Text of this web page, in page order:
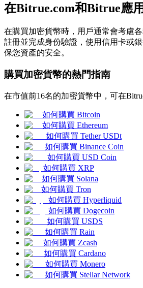
幣本位永續
以數字貨幣為保證金的永續合約
TradFi
美股、外匯、貴金屬及大宗商品
USDC永續
在Bitrue.com和Bitrue應
在購買加密貨幣時，用戶通常會考慮
註冊並完成身份驗證，使用信用卡或
保您資產的安全。
購買加密貨幣的熱門指南
在市值前16名的加密貨幣中，可在
如何購買 Bitcoin
如何購買 Ethereum
如何購買 Tether USDt
如何購買 Binance Coin
如何購買 USD Coin
如何購買 XRP
如何購買 Solana
如何購買 Tron
如何購買 Hyperliquid
如何購買 Dogecoin
如何購買 USDS
如何購買 Rain
如何購買 Zcash
如何購買 Cardano
如何購買 Monero
如何購買 Stellar Network